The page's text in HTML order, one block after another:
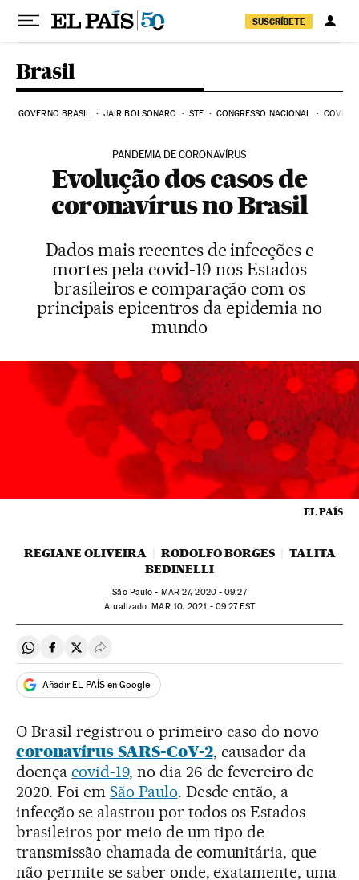
Pular para o conteúdo
SUSCRÍBETE
Brasil
GOVERNO BRASIL JAIR BOLSONARO STF CONGRESSO NACIONAL COVID-
PANDEMIA DE CORONAVÍRUS
Evolução dos casos de
coronavírus no Brasil
Dados mais recentes de infecções e
mortes pela covid-19 nos Estados
brasileiros e comparação com os
principais epicentros da epidemia no
mundo
EL PAÍS
REGIANE OLIVEIRA RODOLFO BORGES
TALITA
BEDINELLI
São Paulo - MAR27, 2020 - 09:27
atualizado: MAR10, 2021 - 09:27EST
Compartir en Whatsapp
Compartir en Facebook
Compartir en Twitter
Desplegar Redes Sociales
Añadir EL PAÍS en Google
O Brasil registrou o primeiro caso do novo
coronavírus SARS-CoV-2, causador da
doença covid-19, no dia 26 de fevereiro de
2020. Foi em São Paulo. Desde então, a
infecção se alastrou por todos os Estados
brasileiros por meio de um tipo de
transmissão chamada de comunitária, que
não permite se saber onde, exatamente, uma